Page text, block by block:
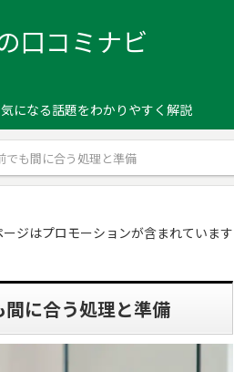
口コミナビ
になる話題をわかりやすく解説
でも間に合う処理と準備
ジはプロモーションが含まれています
に合う処理と準備